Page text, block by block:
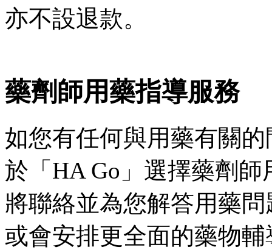
亦不設退款。
藥劑師用藥指導服務
如您有任何與用藥有關
於「HA Go」選擇藥劑
將聯絡並為您解答用藥
或會安排更全面的藥物